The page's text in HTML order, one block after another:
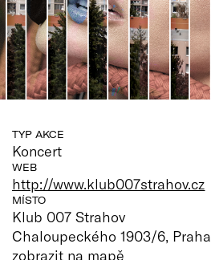
TYP AKCE
Koncert
WEB
http://www.klub007strahov.cz
MÍSTO
Klub 007 Strahov
Chaloupeckého 1903/6, Praha
zobrazit na mapě